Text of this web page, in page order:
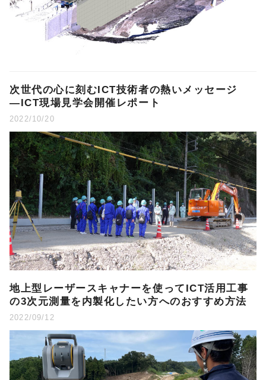
次世代の心に刻むICT技術者の熱いメッセージ
―ICT現場見学会開催レポート
2022/10/20
地上型レーザースキャナーを使ってICT活用工事
の3次元測量を内製化したい方へのおすすめ方法
2022/09/12